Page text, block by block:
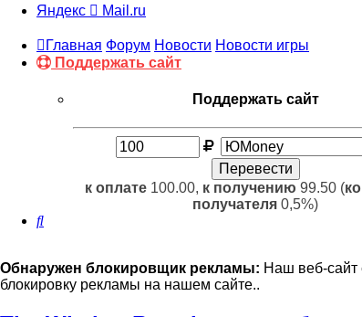
Яндекс
Mail.ru
Главная Форум Новости Новости игры
Поддержать сайт
Поддержать сайт
к оплате100.00, к получению 99.50 (
получателя 0,5%)
Поиск
Обнаружен блокировщик рекламы: Наш веб-сайт
блокировку рекламы на нашем сайте..